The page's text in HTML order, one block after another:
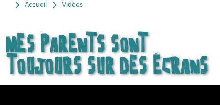
Accueil Vidéos
MES PARENTS SONT
TOUJOURS SUR DES ÉCRANS